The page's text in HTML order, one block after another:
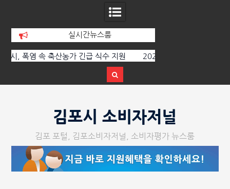
실시간뉴스룸
2026년 숙박업·목욕장업·세탁업 공중위
김포시 소비자저널
김포 포털, 김포소비자저널, 소비자평가 뉴스룸